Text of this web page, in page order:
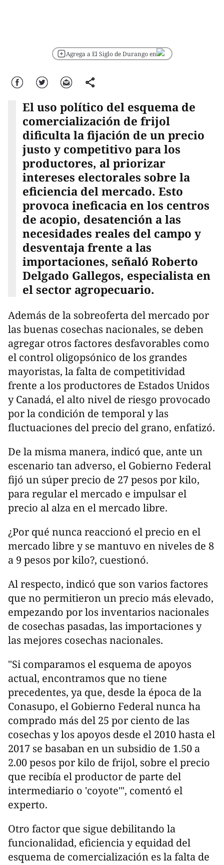
Agrega a El Siglo de Durango en
Facebook Twitter Correo comparte
El uso político del esquema de
comercialización de frijol
dificulta la fijación de un precio
justo y competitivo para los
productores, al priorizar
intereses electorales sobre la
eficiencia del mercado. Esto
provoca ineficacia en los centros
de acopio, desatención a las
necesidades reales del campo y
desventaja frente a las
importaciones, señaló Roberto
Delgado Gallegos, especialista en
el sector agropecuario.
Además de la sobreoferta del mercado por
las buenas cosechas nacionales, se deben
agregar otros factores desfavorables como
el control oligopsónico de los grandes
mayoristas, la falta de competitividad
frente a los productores de Estados Unidos
y Canadá, el alto nivel de riesgo provocado
por la condición de temporal y las
fluctuaciones del precio del grano, enfatizó.
De la misma manera, indicó que, ante un
escenario tan adverso, el Gobierno Federal
fijó un súper precio de 27 pesos por kilo,
para regular el mercado e impulsar el
precio al alza en el mercado libre.
¿Por qué nunca reaccionó el precio en el
mercado libre y se mantuvo en niveles de 8
a 9 pesos por kilo?, cuestionó.
Al respecto, indicó que son varios factores
que no permitieron un precio más elevado,
empezando por los inventarios nacionales
de cosechas pasadas, las importaciones y
las mejores cosechas nacionales.
"Si comparamos el esquema de apoyos
actual, encontramos que no tiene
precedentes, ya que, desde la época de la
Conasupo, el Gobierno Federal nunca ha
comprado más del 25 por ciento de las
cosechas y los apoyos desde el 2010 hasta el
2017 se basaban en un subsidio de 1.50 a
2.00 pesos por kilo de frijol, sobre el precio
que recibía el productor de parte del
intermediario o 'coyote'", comentó el
experto.
Otro factor que sigue debilitando la
funcionalidad, eficiencia y equidad del
esquema de comercialización es la falta de